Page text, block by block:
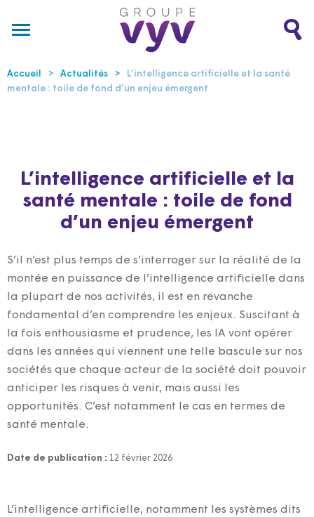
Accueil Actualités
L’intelligence artificielle et la santé
mentale : toile de fond d’un enjeu émergent
L’intelligence artificielle et la
santé mentale : toile de fond
d’un enjeu émergent
S’il n’est plus temps de s’interroger sur la réalité de la
montée en puissance de l’intelligence artificielle dans
la plupart de nos activités, il est en revanche
fondamental d’en comprendre les enjeux. Suscitant à
la fois enthousiasme et prudence, les IA vont opérer
dans les années qui viennent une telle bascule sur nos
sociétés que chaque acteur de la société doit pouvoir
anticiper les risques à venir, mais aussi les
opportunités. C’est notamment le cas en termes de
santé mentale.
Date de publication : 12 février 2026
L’intelligence artificielle, notamment les systèmes dits